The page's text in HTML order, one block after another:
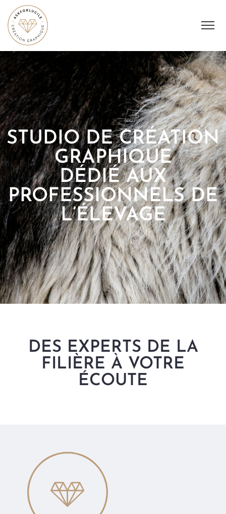
STUDIO DE CRÉATION
GRAPHIQUE
DÉDIÉ AUX
PROFESSIONNELS DE
L’ÉLEVAGE
DES EXPERTS DE LA
FILIÈRE À VOTRE
ÉCOUTE